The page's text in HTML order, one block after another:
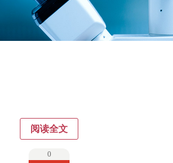
阅读全文
0